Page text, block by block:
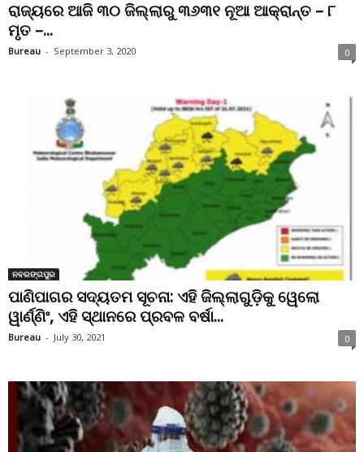
ରାଜ୍ୟରେ ଆଜି ୩୦ ଜିଲ୍ଲାରୁ ୩୬୩୧ ନୂଆ ଆକ୍ରାନ୍ତ – ୮
ମୃତ –...
Bureau - September 3, 2020 0
ନବରଙ୍ଗପୁର
ପାଣିପାଗର ସଦ୍ୟତମ ସୂଚନା: ଏହି ଜିଲ୍ଲାଗୁଡ଼ିକୁ ୱେଲୋ
ୱାର୍ଣ୍ଣିଂ, ଏହି ସ୍ଥାନରେ ପ୍ରବଳ ବର୍ଷା...
Bureau - July 30, 2021 0